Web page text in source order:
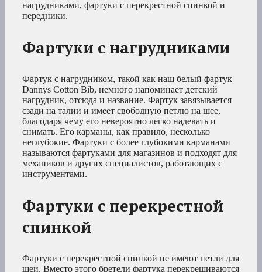
нагрудниками, фартуки с перекрестной спинкой и
передники.
Фартуки с нагрудниками
Фартук с нагрудником, такой как наш белый фартук
Dannys Cotton Bib, немного напоминает детский
нагрудник, отсюда и название. Фартук завязывается
сзади на талии и имеет свободную петлю на шее,
благодаря чему его невероятно легко надевать и
снимать. Его карманы, как правило, несколько
неглубокие. Фартуки с более глубокими карманами
называются фартуками для магазинов и подходят для
механиков и других специалистов, работающих с
инструментами.
Фартуки с перекрестной
спинкой
Фартуки с перекрестной спинкой не имеют петли для
шеи. Вместо этого бретели фартука перекрещиваются